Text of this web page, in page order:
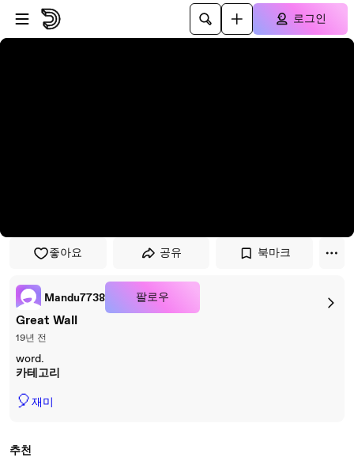
플레이어로 건너뛰기
본문으로 건너뛰기
로그인
좋아요 공유 북마크
Mandu7738 팔로우
Great Wall
19년 전
word.
카테고리
🎈재미
추천